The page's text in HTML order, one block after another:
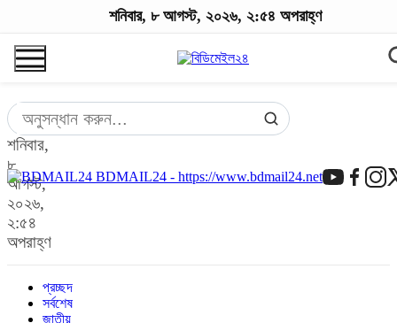
শনিবার,
৮
আগস্ট,
২০২৬,
২:৫৪
অপরাহ্ণ
BDMAIL24 - https://www.bdmail24.net
প্রচ্ছদ
সর্বশেষ
জাতীয়
শনিবার, ৮ আগস্ট, ২০২৬, ২:৫৪ অপরাহ্ণ